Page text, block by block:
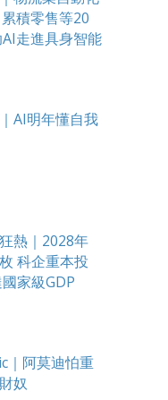
積零售等20
走進具身智能
AI明年懂自我
熱｜2028年
科企重本投
家級GDP
｜阿莫迪怕重
奴